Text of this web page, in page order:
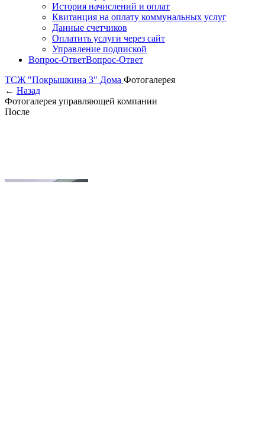
История начислений и оплат
Квитанция на оплату коммунальных услуг
Данные счетчиков
Оплатить услуги через сайт
Управление подпиской
Вопрос-ОтветВопрос-Ответ
ТСЖ "Покрышкина 3" Дома Фотогалерея
← Назад
Фотогалерея управляющей компании
После